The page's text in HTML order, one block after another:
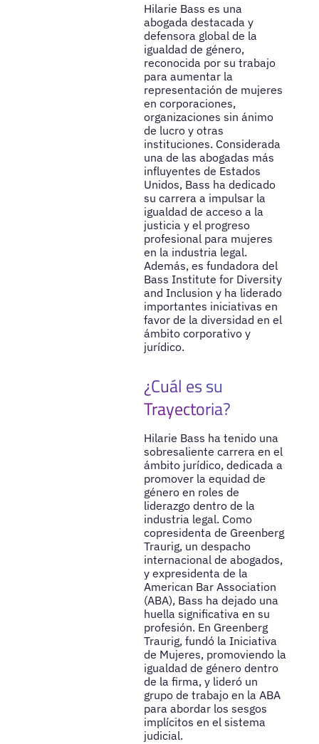
Hilarie Bass es una
abogada destacada y
defensora global de la
igualdad de género,
reconocida por su trabajo
para aumentar la
representación de mujeres
en corporaciones,
organizaciones sin ánimo
de lucro y otras
instituciones. Considerada
una de las abogadas más
influyentes de Estados
Unidos, Bass ha dedicado
su carrera a impulsar la
igualdad de acceso a la
justicia y el progreso
profesional para mujeres
en la industria legal.
Además, es fundadora del
Bass Institute for Diversity
and Inclusion y ha liderado
importantes iniciativas en
favor de la diversidad en el
ámbito corporativo y
jurídico.
¿Cuál es su
Trayectoria?
Hilarie Bass ha tenido una
sobresaliente carrera en el
ámbito jurídico, dedicada a
promover la equidad de
género en roles de
liderazgo dentro de la
industria legal. Como
copresidenta de Greenberg
Traurig, un despacho
internacional de abogados,
y expresidenta de la
American Bar Association
(ABA), Bass ha dejado una
huella significativa en su
profesión. En Greenberg
Traurig, fundó la Iniciativa
de Mujeres, promoviendo la
igualdad de género dentro
de la firma, y lideró un
grupo de trabajo en la ABA
para abordar los sesgos
implícitos en el sistema
judicial.